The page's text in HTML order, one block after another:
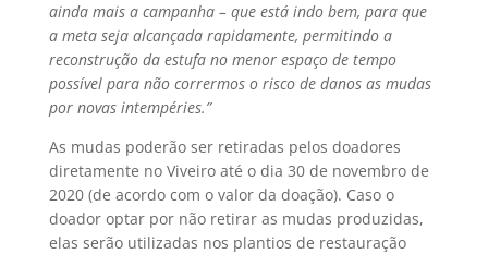
ainda mais a campanha – que está indo bem, para que
a meta seja alcançada rapidamente, permitindo a
reconstrução da estufa no menor espaço de tempo
possível para não corrermos o risco de danos as mudas
por novas intempéries.”
As mudas poderão ser retiradas pelos doadores
diretamente no Viveiro até o dia 30 de novembro de
2020 (de acordo com o valor da doação). Caso o
doador optar por não retirar as mudas produzidas,
elas serão utilizadas nos plantios de restauração